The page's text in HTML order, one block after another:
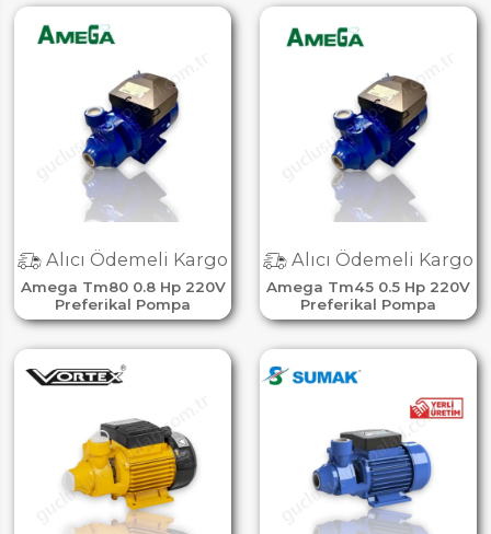
Amega Tm80 0.8 Hp 220V
Preferikal Pompa
Alıcı Ödemeli Kargo
Amega Tm45 0.5 Hp 220V
Preferikal Pompa
Alıcı Ödemeli Kargo